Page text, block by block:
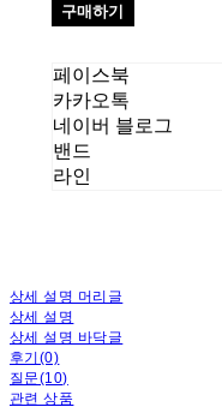
구매하기
페이스북
카카오톡
네이버 블로그
밴드
라인
상세 설명 머리글
상세 설명
상세 설명 바닥글
후기(0)
질문(10)
관련 상품